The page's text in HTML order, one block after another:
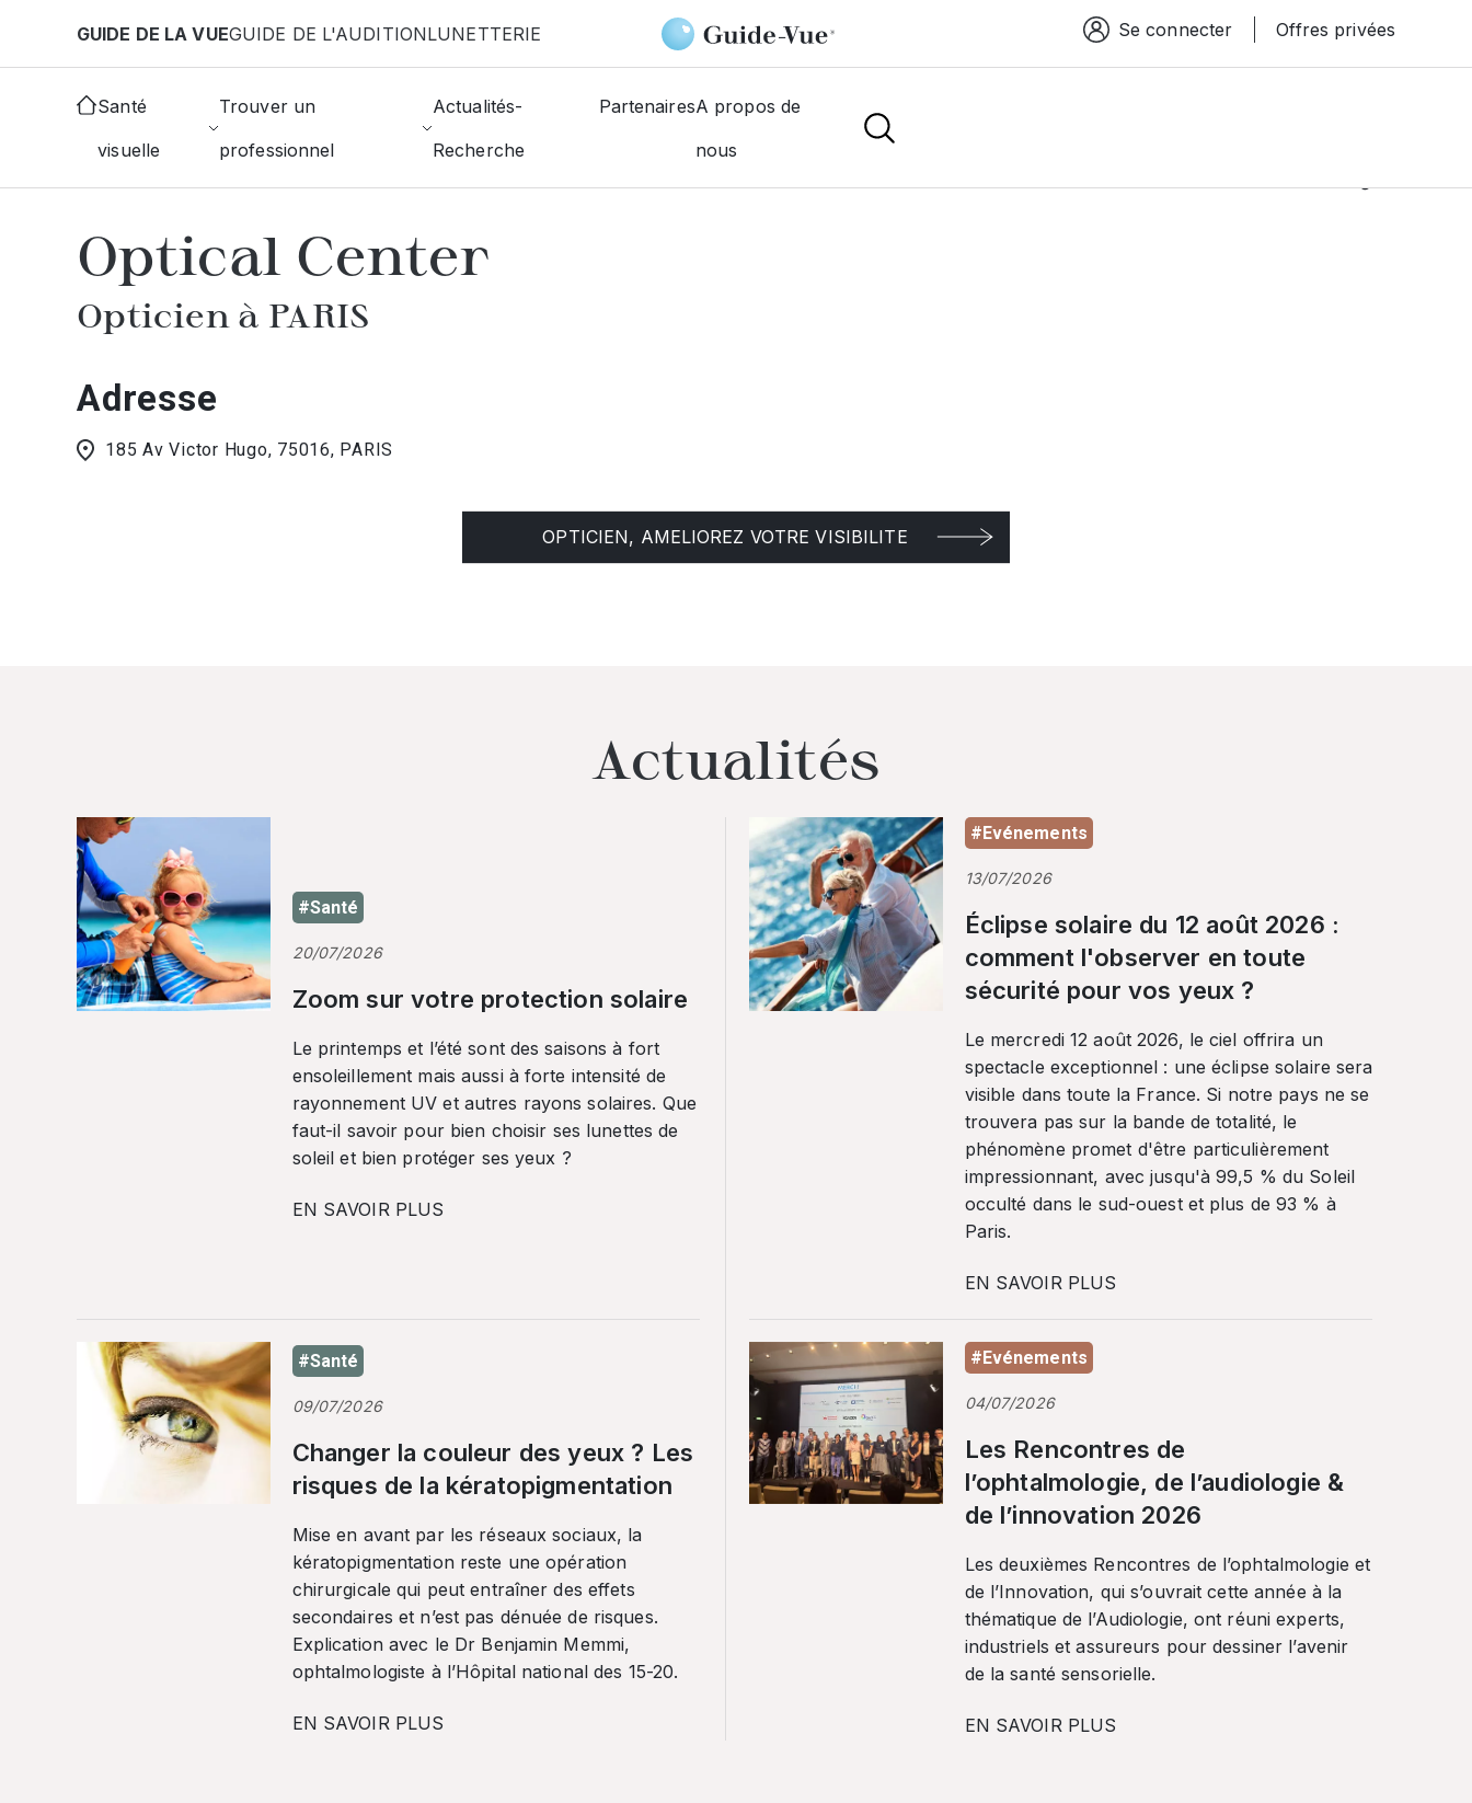
GUIDE DE LA VUEGUIDE DE L'AUDITIONLUNETTERIE Espace connexion
Se connecter Offres privées
Santé
visuelle
Trouver un
professionnel
Actualités-
Recherche
PartenairesA propos de
nous
Accueil Choisir mon opticien Paris Optical Center
Optical Center
Opticien à PARIS
Adresse
185 Av Victor Hugo, 75016, PARIS
OPTICIEN, AMELIOREZ VOTRE VISIBILITE
Actualités
#Santé
20/07/2026
Zoom sur votre protection solaire
Le printemps et l’été sont des saisons à fort
ensoleillement mais aussi à forte intensité de
rayonnement UV et autres rayons solaires. Que
faut-il savoir pour bien choisir ses lunettes de
soleil et bien protéger ses yeux ?
EN SAVOIR PLUS
#Evénements
13/07/2026
Éclipse solaire du 12 août 2026 :
comment l'observer en toute
sécurité pour vos yeux ?
Le mercredi 12 août 2026, le ciel offrira un
spectacle exceptionnel : une éclipse solaire sera
visible dans toute la France. Si notre pays ne se
trouvera pas sur la bande de totalité, le
phénomène promet d'être particulièrement
impressionnant, avec jusqu'à 99,5 % du Soleil
occulté dans le sud-ouest et plus de 93 % à
Paris.
EN SAVOIR PLUS
#Santé
09/07/2026
Changer la couleur des yeux ? Les
risques de la kératopigmentation
Mise en avant par les réseaux sociaux, la
kératopigmentation reste une opération
chirurgicale qui peut entraîner des effets
secondaires et n’est pas dénuée de risques.
Explication avec le Dr Benjamin Memmi,
ophtalmologiste à l’Hôpital national des 15-20.
EN SAVOIR PLUS
#Evénements
04/07/2026
Les Rencontres de
l’ophtalmologie, de l’audiologie &
de l’innovation 2026
Les deuxièmes Rencontres de l’ophtalmologie et
de l’Innovation, qui s’ouvrait cette année à la
thématique de l’Audiologie, ont réuni experts,
industriels et assureurs pour dessiner l’avenir
de la santé sensorielle.
EN SAVOIR PLUS